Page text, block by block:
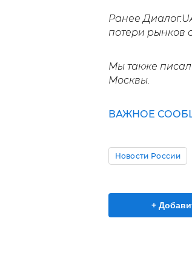
Ранее
потери рынков
Мы также
Москвы.
ВАЖНОЕ
Новости России
+